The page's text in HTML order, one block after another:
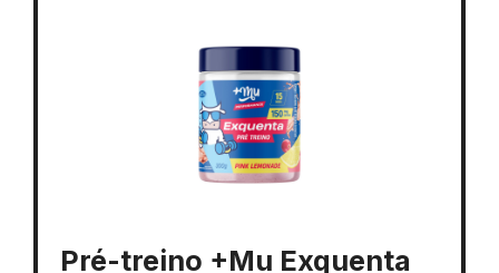
Pré-treino +Mu Exquenta